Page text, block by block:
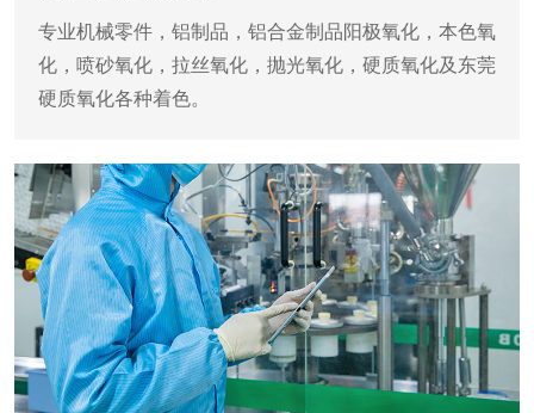
专业机械零件，铝制品，铝合金制品阳极氧化，本色氧
化，喷砂氧化，拉丝氧化，抛光氧化，硬质氧化及东莞
硬质氧化各种着色。